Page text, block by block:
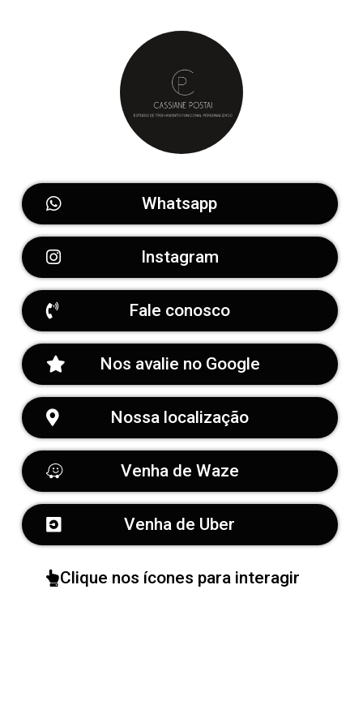
Whatsapp
Instagram
Fale conosco
Nos avalie no Google
Nossa localização
Venha de Waze
Venha de Uber
Clique nos ícones para interagir